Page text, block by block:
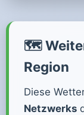
🗺️
Region
Diese
Netzwerks